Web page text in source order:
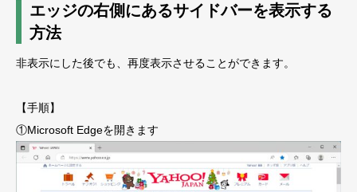
エッジの右側にあるサイドバーを表示する
方法
非表示にした後でも、再度表示させることができます。
【手順】
①Microsoft Edgeを開きます